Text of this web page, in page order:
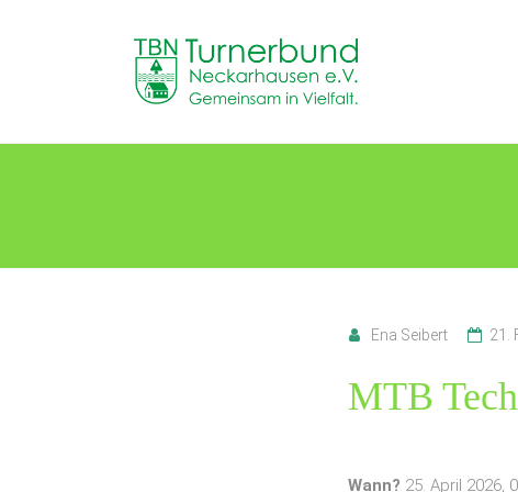
TB
Neckarhausen
in
Ena Seibert 21.
MTB
Wann? 25. April 2026,